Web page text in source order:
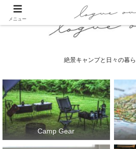
絶景キャンプと日々の暮
Camp Gear
メニュー